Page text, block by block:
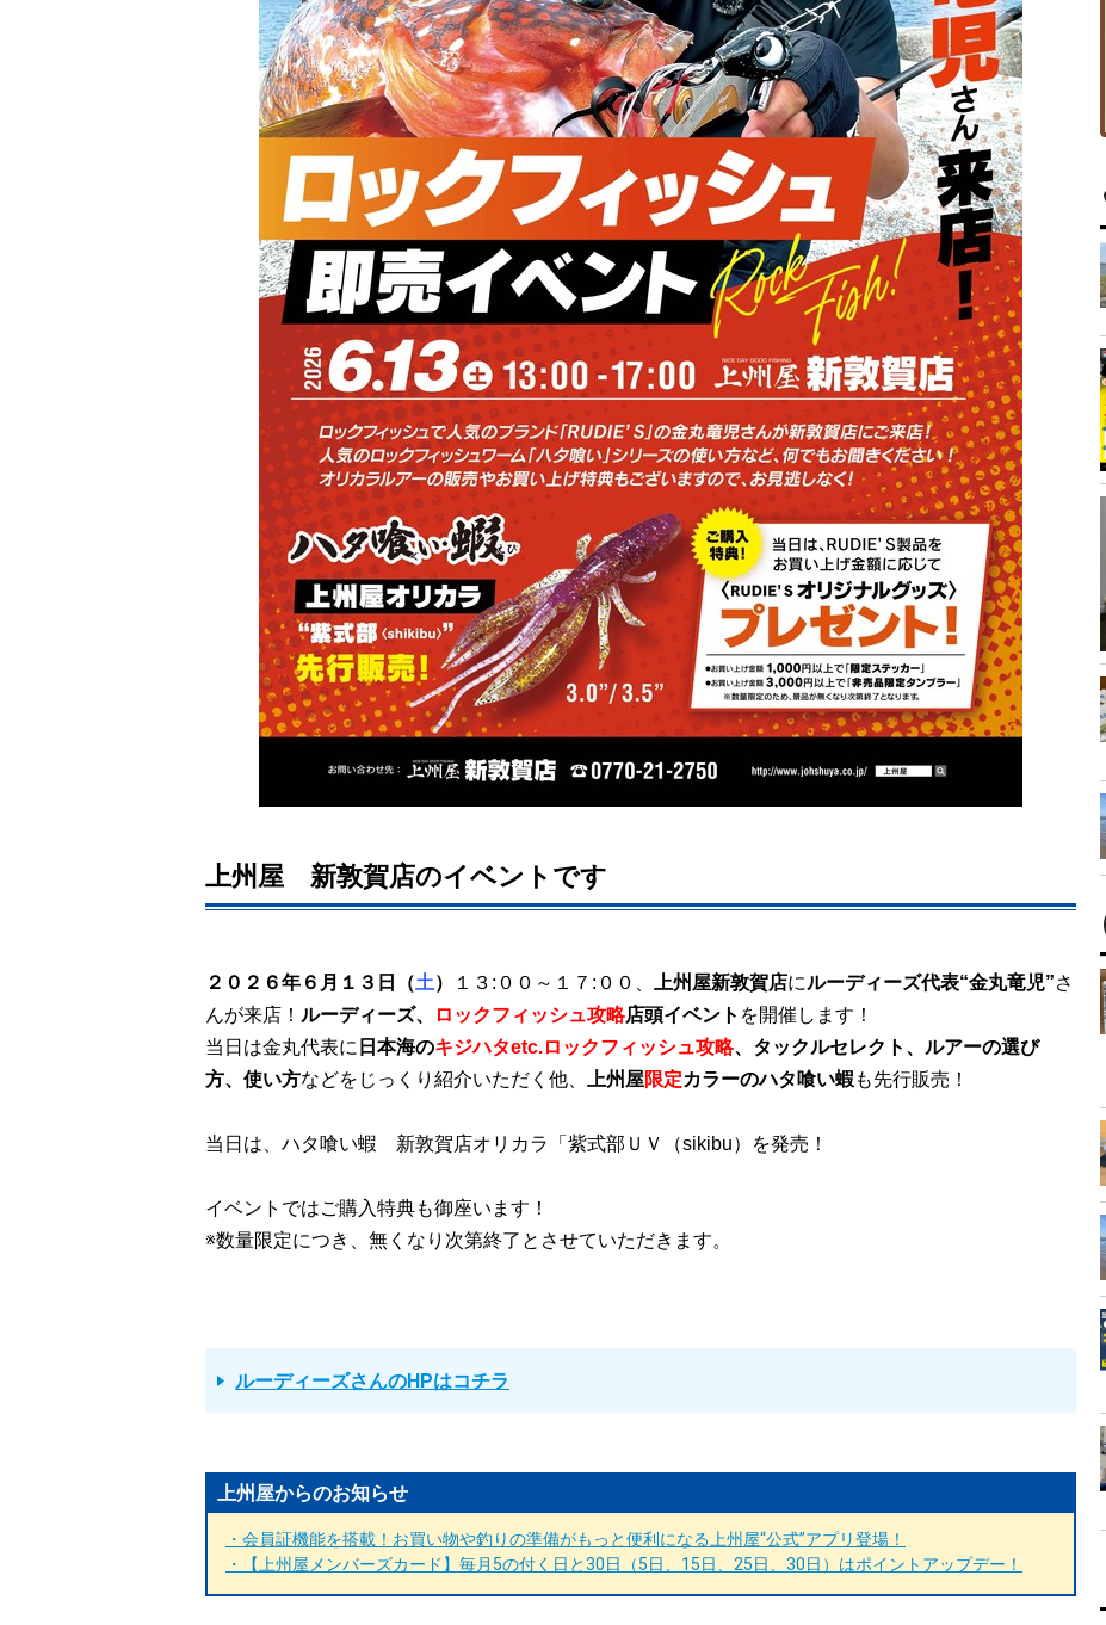
上州屋 新敦賀店のイベントです
２０２６年６月１３日（土） １３ : ００～１７ : ００、 上州屋新敦賀店にルーディーズ代表“金丸竜児”さ
んが来店！ ルーディーズ、 ロックフィッシュ攻略店頭イベント を開催します！
当日は金丸代表に 日本海のキジハタetc.ロックフィッシュ攻略、タックルセレクト、ルアーの選び
方、使い方などをじっくり紹介いただく他、 上州屋限定カラーのハタ喰い蝦 も先行販売！
当日は、ハタ喰い蝦 新敦賀店オリカラ「紫式部ＵＶ（sikibu）を発売！
イベントではご購入特典も御座います！
※数量限定につき、無くなり次第終了とさせていただきます。
ルーディーズさんのHPはコチラ
上州屋からのお知らせ
・会員証機能を搭載！お買い物や釣りの準備がもっと便利になる上州屋“公式”アプリ登場！
・【上州屋メンバーズカード】毎月5の付く日と30日（5日、15日、25日、30日）はポイントアップデー！